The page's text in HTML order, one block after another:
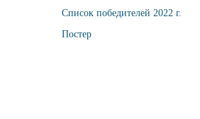
Список победителей 2022 г.
Постер